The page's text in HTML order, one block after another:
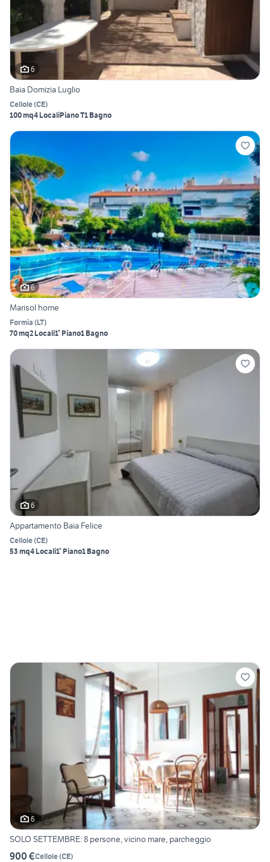
6
Baia Domizia Luglio
Cellole(CE)
100 mq4 LocaliPiano T1 Bagno
6
Marisol home
Formia (LT)
70 mq2 Locali1° Piano1 Bagno
6
Appartamento Baia Felice
Cellole(CE)
53 mq4 Locali1° Piano1 Bagno
6
SOLO SETTEMBRE: 8 persone, vicino mare, parcheggio
900 €Cellole(CE)